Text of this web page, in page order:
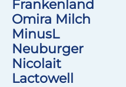
Frankenland
Omira Milch
MinusL
Neuburger
Nicolait
Lactowell